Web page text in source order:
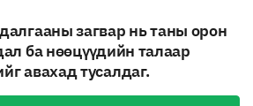
загвар нь таны орон
ба нөөцүүдийн талаар
авахад тусалдаг.